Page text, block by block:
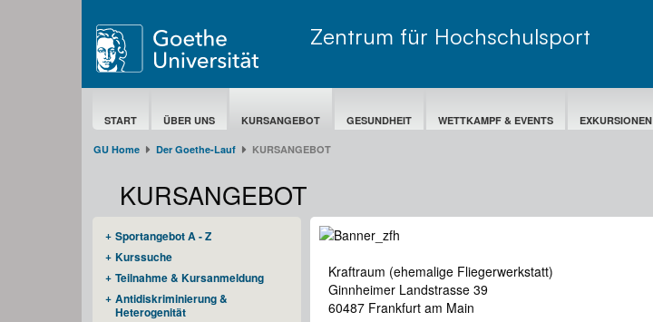
Zentrum für Hochschulsport
START ÜBER UNS KURSANGEBOT GESUNDHEIT WETTKAMPF & EVENTS EXKURSIONEN
GU Home Der Goethe-Lauf​ KURSANGEBOT
KURSANGEBOT
Sportangebot A - Z
Kurssuche
Teilnahme & Kursanmeldung
Antidiskriminierung &
Heterogenität
Kraftraum (ehemalige Fliegerwerkstatt)
Ginnheimer Landstrasse 39
60487 Frankfurt am Main